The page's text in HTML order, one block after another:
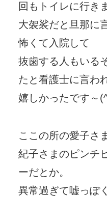
回もトイレに行き
大袈裟だと旦那に
怖くて入院して
抜歯する人もいる
たと看護士に言わ
嬉しかったです～
ここの所の愛子さ
紀子さまのピンチ
ーだとか。
異常過ぎて嘘っぽ